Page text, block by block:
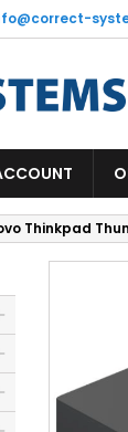
Thinkpad